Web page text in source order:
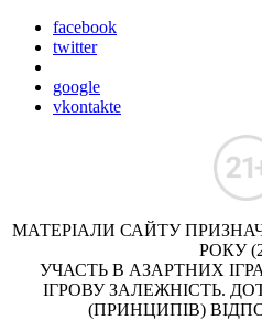
facebook
twitter
google
vkontakte
МАТЕРІАЛИ САЙТУ
РОКУ
УЧАСТЬ В АЗАРТНИХ
ІГРОВУ ЗАЛЕЖНІСТЬ.
(ПРИНЦИПІВ)